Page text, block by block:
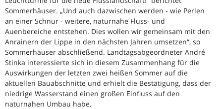
Sommerhäuser. „Und auch dazwischen werden - wie Perlen
an einer Schnur - weitere, naturnahe Fluss- und
Auenbereiche entstehen. Dies wollen wir gemeinsam mit den
Anrainern der Lippe in den nächsten Jahren umsetzen“, so
Sommerhäuser abschließend. Landtagsabgeordneter André
Stinka interessierte sich in diesem Zusammenhang für die
Auswirkungen der letzten zwei heißen Sommer auf die
aktuellen Bauabschnitte und erhielt die Bestätigung, dass der
niedrige Wasserstand einen großen Einfluss auf den
naturnahen Umbau habe.